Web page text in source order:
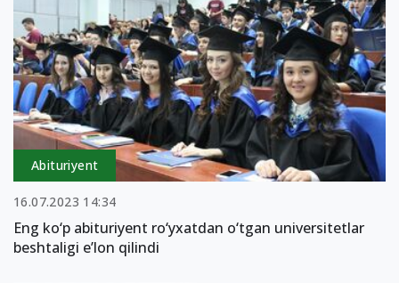
Abituriyent
16.07.2023 14:34
Eng ko‘p abituriyent ro‘yxatdan o‘tgan universitetlar
beshtaligi e’lon qilindi